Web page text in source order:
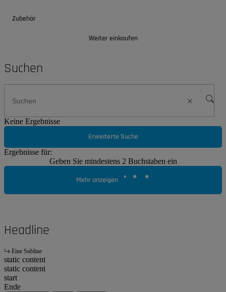
Zubehör
Weiter einkaufen
Suchen
Keine Ergebnisse
Erweiterte Suche
Ergebnisse für:
Geben Sie mindestens 2 Buchstaben ein
Mehr anzeigen
Headline
Eine Subline
static content
static content
start
Ende